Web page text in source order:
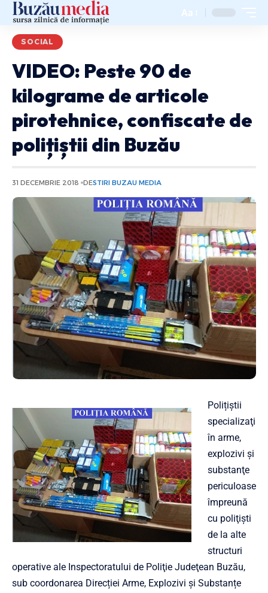
Aa
SOCIAL
VIDEO: Peste 90 de
kilograme de articole
pirotehnice, confiscate de
polițiștii din Buzău
31 DECEMBRIE 2018 DESTIRI BUZAU MEDIA
Polițiștii
specializaţi
în arme,
explozivi şi
substanţe
periculoase
împreună
cu poliţişti
de la alte
structuri
operative ale Inspectoratului de Poliţie Judeţean Buzău,
sub coordonarea Direcției Arme, Explozivi și Substanțe